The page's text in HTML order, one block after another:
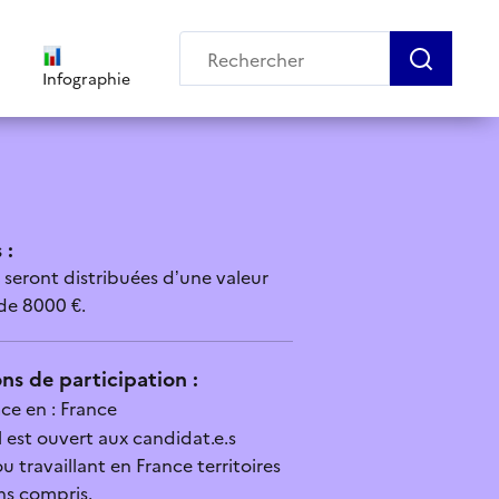
Infographie
:
distribuées d’une valeur
8000 €.
de participation :
en : France
est ouvert aux candidat.e.s
travaillant en France territoires
compris.